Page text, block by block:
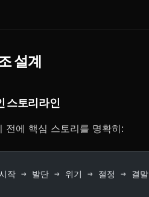
설계
스토리라인
전에 핵심 스토리를 명확히:
작 → 발단 → 위기 → 절정 → 결말